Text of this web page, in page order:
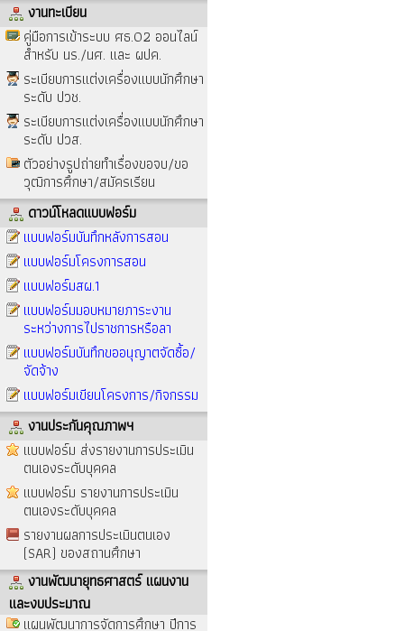
งานทะเบียน
คู่มือการเข้าระบบ ศธ.02 ออนไลน์
สำหรับ นร./นศ. และ ผปค.
ระเบียบการแต่งเครื่องแบบนักศึกษา
ระดับ ปวช.
ระเบียบการแต่งเครื่องแบบนักศึกษา
ระดับ ปวส.
ตัวอย่างรูปถ่ายทำเรื่องขอจบ/ขอ
วุฒิการศึกษา/สมัครเรียน
ดาวน์โหลดแบบฟอร์ม
แบบฟอร์มบันทึกหลังการสอน
แบบฟอร์มโครงการสอน
แบบฟอร์มสผ.1
แบบฟอร์มมอบหมายภาระงาน
ระหว่างการไปราชการหรือลา
แบบฟอร์มบันทึกขออนุญาตจัดซื้อ/
จัดจ้าง
แบบฟอร์มเขียนโครงการ/กิจกรรม
งานประกันคุณภาพฯ
แบบฟอร์ม ส่งรายงานการประเมิน
ตนเองระดับบุคคล
แบบฟอร์ม รายงานการประเมิน
ตนเองระดับบุคคล
รายงานผลการประเมินตนเอง
(SAR) ของสถานศึกษา
งานพัฒนายุทธศาสตร์ แผนงาน
และงบประมาณ
แผนพัฒนาการจัดการศึกษา ปีการ